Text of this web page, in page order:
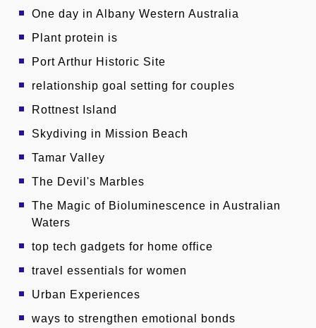
One day in Albany Western Australia
Plant protein is
Port Arthur Historic Site
relationship goal setting for couples
Rottnest Island
Skydiving in Mission Beach
Tamar Valley
The Devil's Marbles
The Magic of Bioluminescence in Australian
Waters
top tech gadgets for home office
travel essentials for women
Urban Experiences
ways to strengthen emotional bonds